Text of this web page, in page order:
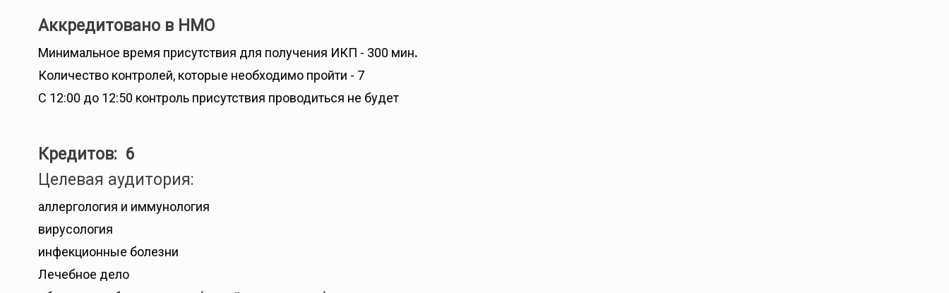
Аккредитовано в НМО
Минимальное время присутствия для получения ИКП - 300 мин.
Количество контролей, которые необходимо пройти - 7
С 12:00 до 12:50 контроль присутствия проводиться не будет
Кредитов: 6
Целевая аудитория:
аллергология и иммунология
вирусология
инфекционные болезни
Лечебное дело